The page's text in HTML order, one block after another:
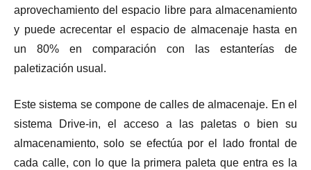
aprovechamiento del espacio libre para almacenamiento
y puede acrecentar el espacio de almacenaje hasta en
un 80% en comparación con las estanterías de
paletización usual.
Este sistema se compone de calles de almacenaje. En el
sistema Drive-in, el acceso a las paletas o bien su
almacenamiento, solo se efectúa por el lado frontal de
cada calle, con lo que la primera paleta que entra es la